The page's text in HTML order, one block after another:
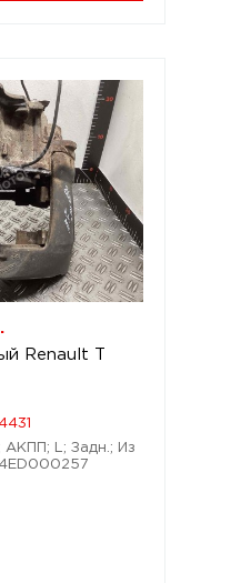
Renault T
АКПП; L; Задн.; Из